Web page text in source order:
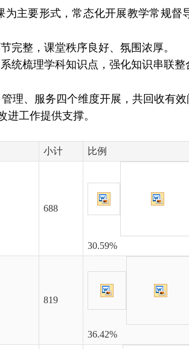
主要形式，常态化开展教学常规督
完整，课堂秩序良好、氛围浓厚。
统梳理学科知识点，强化知识串联
理、服务四个维度开展，共回收有效
工作提供支撑。
小计 比例
688
30.59%
819
36.42%